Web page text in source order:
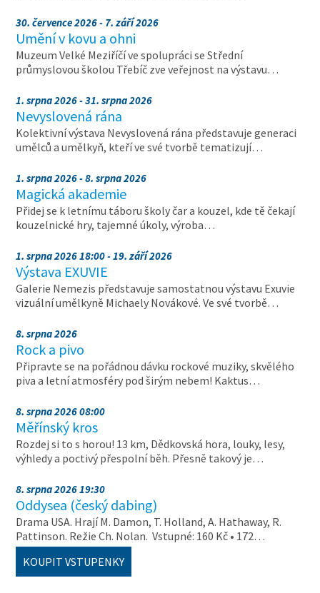
30. července 2026 - 7. září 2026
Umění v kovu a ohni
Muzeum Velké Meziříčí ve spolupráci se Střední
průmyslovou školou Třebíč zve veřejnost na výstavu…
1. srpna 2026 - 31. srpna 2026
Nevyslovená rána
Kolektivní výstava Nevyslovená rána představuje generaci
umělců a umělkyň, kteří ve své tvorbě tematizují…
1. srpna 2026 - 8. srpna 2026
Magická akademie
Přidej se k letnímu táboru školy čar a kouzel, kde tě čekají
kouzelnické hry, tajemné úkoly, výroba…
1. srpna 2026 18:00 - 19. září 2026
Výstava EXUVIE
Galerie Nemezis představuje samostatnou výstavu Exuvie
vizuální umělkyně Michaely Novákové. Ve své tvorbě…
8. srpna 2026
Rock a pivo
Připravte se na pořádnou dávku rockové muziky, skvělého
piva a letní atmosféry pod širým nebem! Kaktus…
8. srpna 2026 08:00
Měřínský kros
Rozdej si to s horou! 13 km, Dědkovská hora, louky, lesy,
výhledy a poctivý přespolní běh. Přesně takový je…
8. srpna 2026 19:30
Oddysea (český dabing)
Drama USA. Hrají M. Damon, T. Holland, A. Hathaway, R.
Pattinson. Režie Ch. Nolan. Vstupné: 160 Kč • 172…
KOUPIT VSTUPENKY